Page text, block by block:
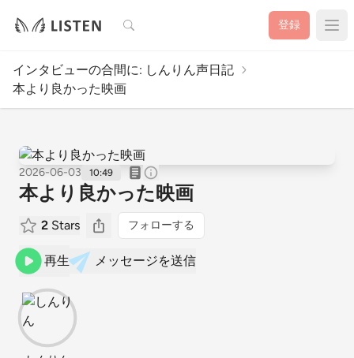
検索 登録
インタビューの合間に: しんりん声日記
本より良かった映画
2026-06-03 10:49
本より良かった映画
2 Stars フォローする
再生 メッセージを送信